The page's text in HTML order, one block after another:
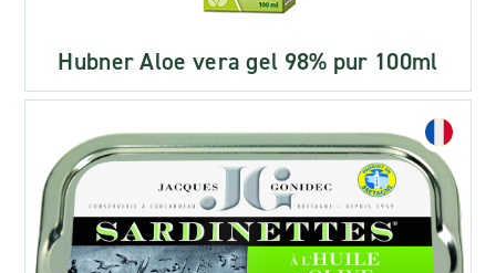
Hubner Aloe vera gel 98% pur 100ml